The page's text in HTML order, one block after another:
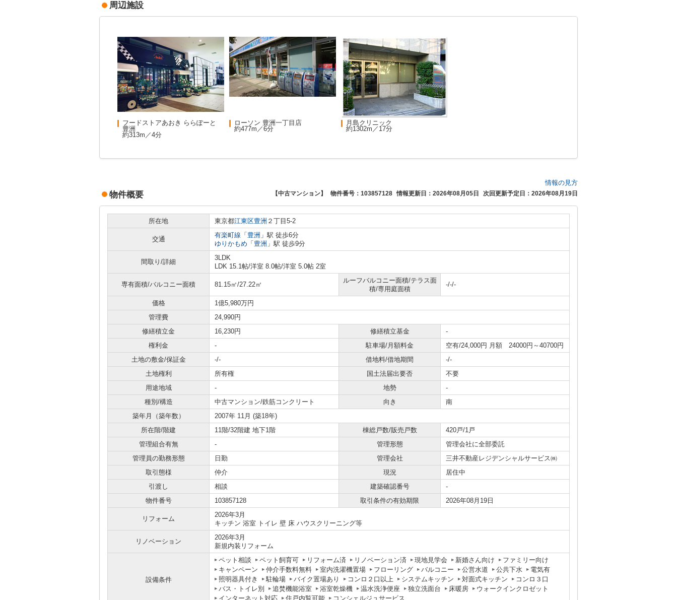
周辺施設
フードストアあおき ららぽーと
豊洲
約313m／4分
ローソン 豊洲一丁目店
約477m／6分
月島クリニック
約1302m／17分
情報の見方
物件概要 【中古マンション】 物件番号：103857128 情報更新日：2026年08月05日 次回更新予定日：2026年08月19日
所在地 東京都江東区豊洲 ２丁目5-2
交通
有楽町線 「 豊洲 」駅 徒歩6分
ゆりかもめ 「 豊洲 」駅 徒歩9分
間取り/詳細
3LDK
LDK 15.1帖/洋室 8.0帖/洋室 5.0帖 2室
専有面積/バルコニー面積 81.15㎡/27.22㎡
ルーフバルコニー面積/テラス面
積/専用庭面積
-/-/-
価格
1億5,980万円
管理費
24,990円
修繕積立金
16,230円 修繕積立基金
-
権利金
- 駐車場/月額料金
空有/24,000円 月額 24000円～40700円
土地の敷金/保証金
-/- 借地料/借地期間
-/-
土地権利
所有権 国土法届出要否
不要
用途地域
- 地勢
-
種別/構造
中古マンション/鉄筋コンクリート 向き
南
築年月（築年数）
2007年 11月 (築18年)
所在階/階建
11階/32階建 地下1階 棟総戸数/販売戸数
420戸/1戸
管理組合有無
- 管理形態
管理会社に全部委託
管理員の勤務形態
日勤 管理会社
三井不動産レジデンシャルサービス㈱
取引態様
仲介 現況
居住中
引渡し
相談 建築確認番号
-
物件番号
103857128 取引条件の有効期限 2026年08月19日
リフォーム
2026年3月
キッチン 浴室 トイレ 壁 床 ハウスクリーニング等
リノベーション
2026年3月
新規内装リフォーム
設備条件
ペット相談 ペット飼育可 リフォーム済 リノベーション済 現地見学会 新婚さん向け
ファミリー向け
キャンペーン
仲介手数料無料 室内洗濯機置場 フローリング バルコニー 公営水道 公共下水
電気有
照明器具付き
駐輪場 バイク置場あり コンロ２口以上 システムキッチン 対面式キッチン
コンロ３口
バス・トイレ別
追焚機能浴室 浴室乾燥機 温水洗浄便座 独立洗面台 床暖房
ウォークインクロゼット
インターネット対応
住戸内覧可能 コンシェルジュサービス